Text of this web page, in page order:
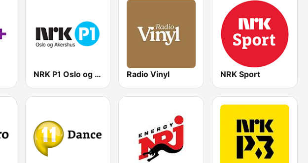
NRK P1 Oslo og Akershus Radio Vinyl NRK Sport